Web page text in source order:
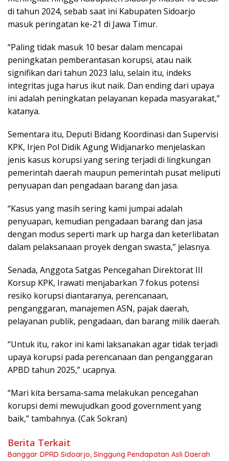
di tahun 2024, sebab saat ini Kabupaten Sidoarjo
masuk peringatan ke-21 di Jawa Timur.
“Paling tidak masuk 10 besar dalam mencapai
peningkatan pemberantasan korupsi, atau naik
signifikan dari tahun 2023 lalu, selain itu, indeks
integritas juga harus ikut naik. Dan ending dari upaya
ini adalah peningkatan pelayanan kepada masyarakat,”
katanya.
Sementara itu, Deputi Bidang Koordinasi dan Supervisi
KPK, Irjen Pol Didik Agung Widjanarko menjelaskan
jenis kasus korupsi yang sering terjadi di lingkungan
pemerintah daerah maupun pemerintah pusat meliputi
penyuapan dan pengadaan barang dan jasa.
“Kasus yang masih sering kami jumpai adalah
penyuapan, kemudian pengadaan barang dan jasa
dengan modus seperti mark up harga dan keterlibatan
dalam pelaksanaan proyek dengan swasta,” jelasnya.
Senada, Anggota Satgas Pencegahan Direktorat III
Korsup KPK, Irawati menjabarkan 7 fokus potensi
resiko korupsi diantaranya, perencanaan,
penganggaran, manajemen ASN, pajak daerah,
pelayanan publik, pengadaan, dan barang milik daerah.
“Untuk itu, rakor ini kami laksanakan agar tidak terjadi
upaya korupsi pada perencanaan dan penganggaran
APBD tahun 2025,” ucapnya.
“Mari kita bersama-sama melakukan pencegahan
korupsi demi mewujudkan good government yang
baik,” tambahnya. (Cak Sokran)
Berita Terkait
Banggar DPRD Sidoarjo, Singgung Pendapatan Asli Daerah